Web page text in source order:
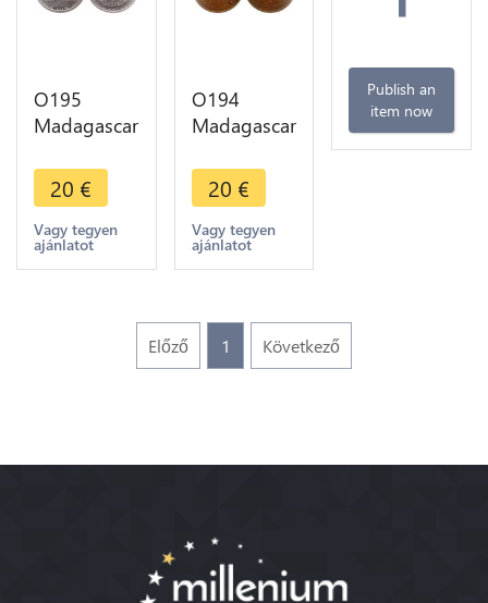
O195
Madagascar
Marianne
1948
Splendide -
> Make
20 €
Vagy tegyen
ajánlatot
O194
Madagascar
1943
Pretoriat
Coq
Rooster ->
20 €
Vagy tegyen
ajánlatot
Publish an
item now
Előző 1 Következő